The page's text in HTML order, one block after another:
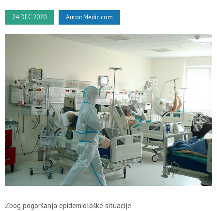
24 DEC 2020 Autor:Medicicom
Zbog pogoršanja epidemiološke situacije